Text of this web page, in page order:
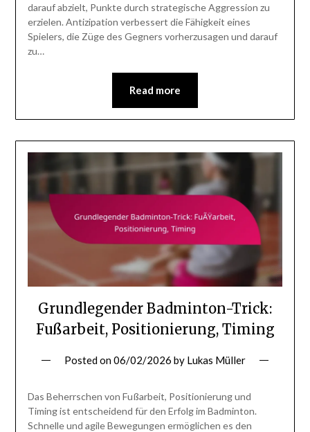
darauf abzielt, Punkte durch strategische Aggression zu
erzielen. Antizipation verbessert die Fähigkeit eines
Spielers, die Züge des Gegners vorherzusagen und darauf
zu…
Read more
Grundlegender Badminton-Trick:
Fußarbeit, Positionierung, Timing
Posted on06/02/2026 by Lukas Müller
Das Beherrschen von Fußarbeit, Positionierung und
Timing ist entscheidend für den Erfolg im Badminton.
Schnelle und agile Bewegungen ermöglichen es den